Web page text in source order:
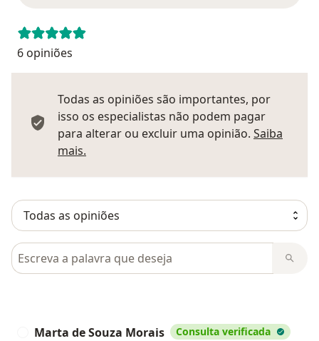
6 opiniões
Todas as opiniões são importantes, por
isso os especialistas não podem pagar
para alterar ou excluir uma opinião. Saiba
mais.
Pesquisar em opiniões
Marta de Souza Morais Consulta verificada